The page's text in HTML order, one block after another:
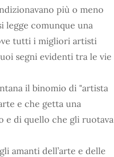
più o meno
legge comunque una
tutti i migliori artisti
segni evidenti tra le vie
il binomio di "artista
e che getta una
e di quello che gli ruotava
amanti dell’arte e delle